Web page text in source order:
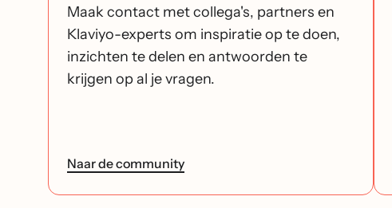
Maak contact met collega's, partners en
Klaviyo-experts om inspiratie op te doen,
inzichten te delen en antwoorden te
krijgen op al je vragen.
Naar de community